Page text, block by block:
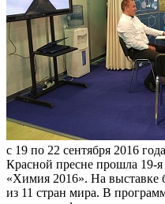
с 19 по 22 сентября 2016
Красной пресне прошла 19-
«Химия 2016». На выставке
из 11 стран мира. В